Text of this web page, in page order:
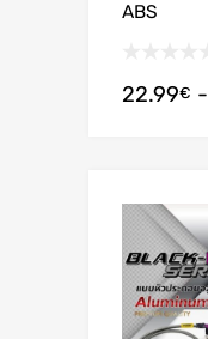
ABS
22.99€ -